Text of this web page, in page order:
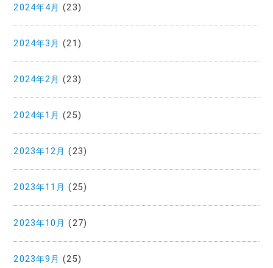
2024年4月 (23)
2024年3月 (21)
2024年2月 (23)
2024年1月 (25)
2023年12月 (23)
2023年11月 (25)
2023年10月 (27)
2023年9月 (25)